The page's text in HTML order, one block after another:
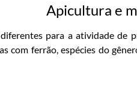
Apicultura e
para a atividade
com ferrão, espécies do